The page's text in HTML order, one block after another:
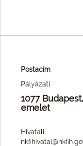
Postacím
Pályázati
1077
emelet
Hivatali